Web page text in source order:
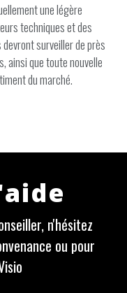
une légère
techniques et des
surveiller de près
ainsi que toute nouvelle
du marché.
n'hésitez
ou pour